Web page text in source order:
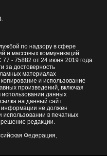
по надзору в сфере
и массовых коммуникаций.
- 75882 от 24 июня 2019 года
за достоверность
материалах
и использование
произведений, включая
данных
на данный сайт
не должен
в печатных
редакции.
Федерация,